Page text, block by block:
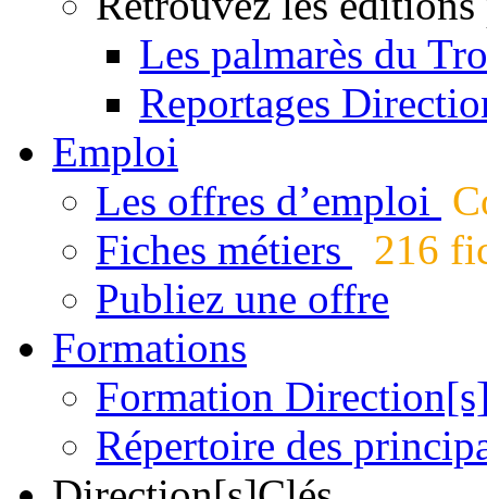
Les palmarès du
Reportages
Emploi
Les offres d’emploi
Fiches métiers
216
Publiez une offre
Formations
Formation
Répertoire des